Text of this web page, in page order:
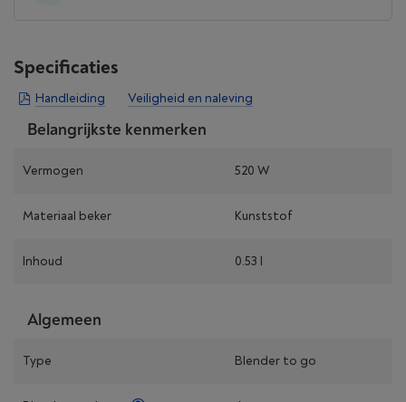
Specificaties
Handleiding Veiligheid en naleving
Belangrijkste kenmerken
Vermogen 520 W
Materiaal beker Kunststof
Inhoud 0.53 l
Algemeen
Type Blender to go